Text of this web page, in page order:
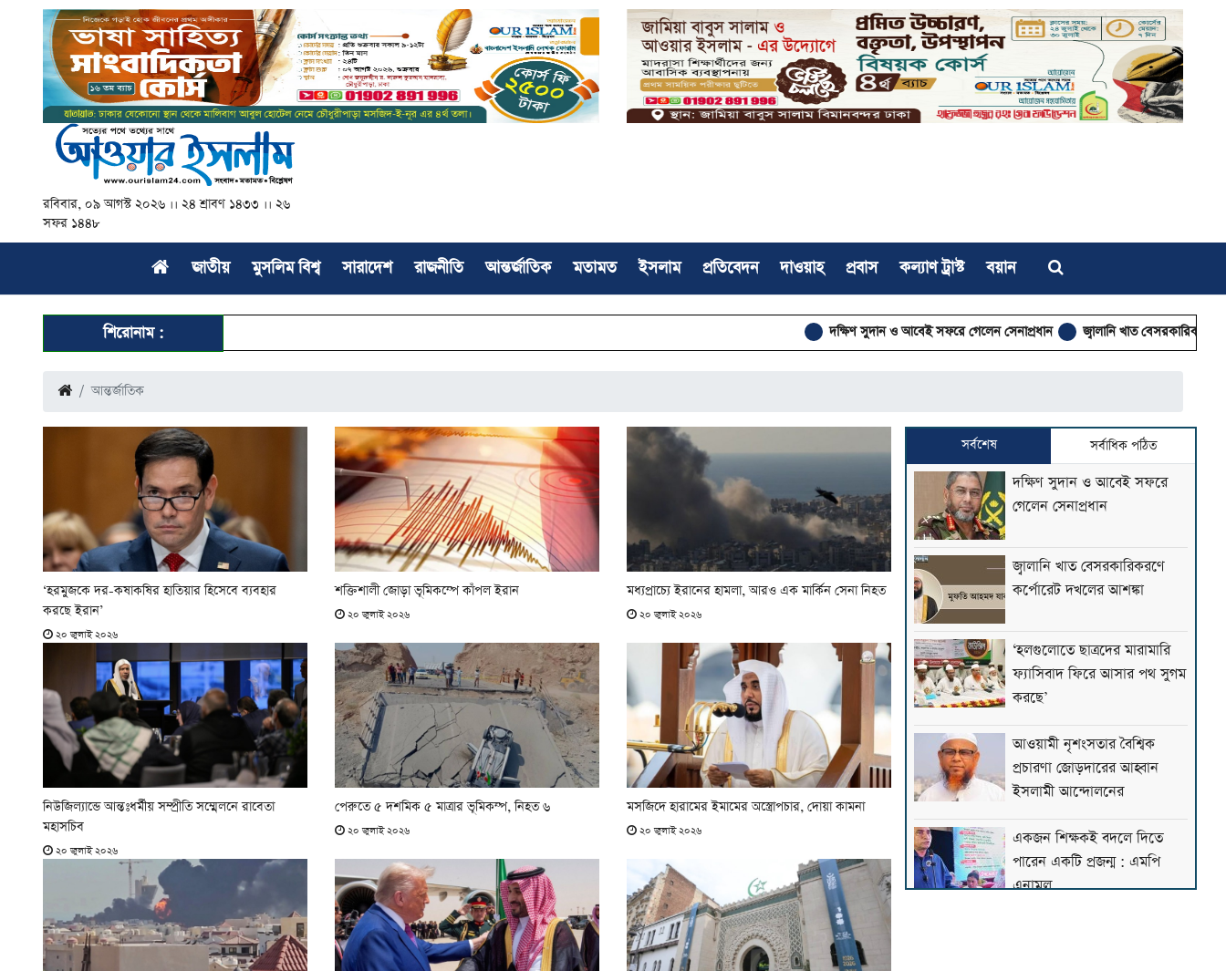
রবিবার, ০৯ আগস্ট ২০২৬ ।। ২৪ শ্রাবণ ১৪৩৩ ।। ২৬
সফর ১৪৪৮
জাতীয় মুসলিম বিশ্ব সারাদেশ রাজনীতি আন্তর্জাতিক মতামত ইসলাম প্রতিবেদন দাওয়াহ প্রবাস কল্যাণ ট্রাস্ট বয়ান
শিরোনাম : দক্ষিণ সুদান ও আবেই সফরে গেলেন সেনাপ্রধান জ্বালানি খাত বেসরকারিকরণে কর্পোরেট
আন্তর্জাতিক
‘হরমুজকে দর-কষাকষির হাতিয়ার হিসেবে ব্যবহার
করছে ইরান’
২০ জুলাই ২০২৬
শক্তিশালী জোড়া ভূমিকম্পে কাঁপল ইরান
২০ জুলাই ২০২৬
মধ্যপ্রাচ্যে ইরানের হামলা, আরও এক মার্কিন সেনা নিহত
২০ জুলাই ২০২৬
নিউজিল্যান্ডে আন্তঃধর্মীয় সম্প্রীতি সম্মেলনে রাবেতা
মহাসচিব
২০ জুলাই ২০২৬
পেরুতে ৫ দশমিক ৫ মাত্রার ভূমিকম্প, নিহত ৬
২০ জুলাই ২০২৬
মসজিদে হারামের ইমামের অস্ত্রোপচার, দোয়া কামনা
২০ জুলাই ২০২৬
সর্বশেষ সর্বাধিক পঠিত
দক্ষিণ সুদান ও আবেই সফরে
গেলেন সেনাপ্রধান
জ্বালানি খাত বেসরকারিকরণে
কর্পোরেট দখলের আশঙ্কা
‘হলগুলোতে ছাত্রদের মারামারি
ফ্যাসিবাদ ফিরে আসার পথ সুগম
করছে’
আওয়ামী নৃশংসতার বৈশ্বিক
প্রচারণা জোড়দারের আহ্বান
ইসলামী আন্দোলনের
একজন শিক্ষকই বদলে দিতে
পারেন একটি প্রজন্ম : এমপি
এনামুল